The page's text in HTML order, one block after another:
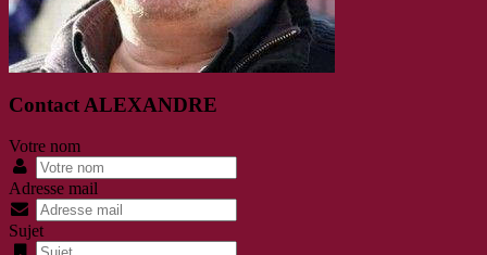
Contact ALEXANDRE
Votre nom
Adresse mail
Sujet